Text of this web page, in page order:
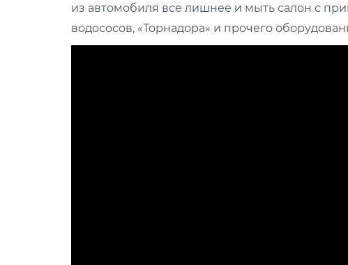
из автомобиля все лишнее и мыть салон с
водососов, «Торнадора» и прочего